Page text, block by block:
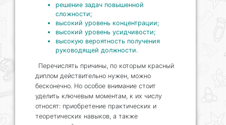
решение задач повышенной
сложности;
высокий уровень концентрации;
высокий уровень усидчивости;
высокую вероятность получения
руководящей должности.
Перечислять причины, по которым красный
диплом действительно нужен, можно
бесконечно. Но особое внимание стоит
уделить ключевым моментам, к их числу
относят: приобретение практических и
теоретических навыков, а также